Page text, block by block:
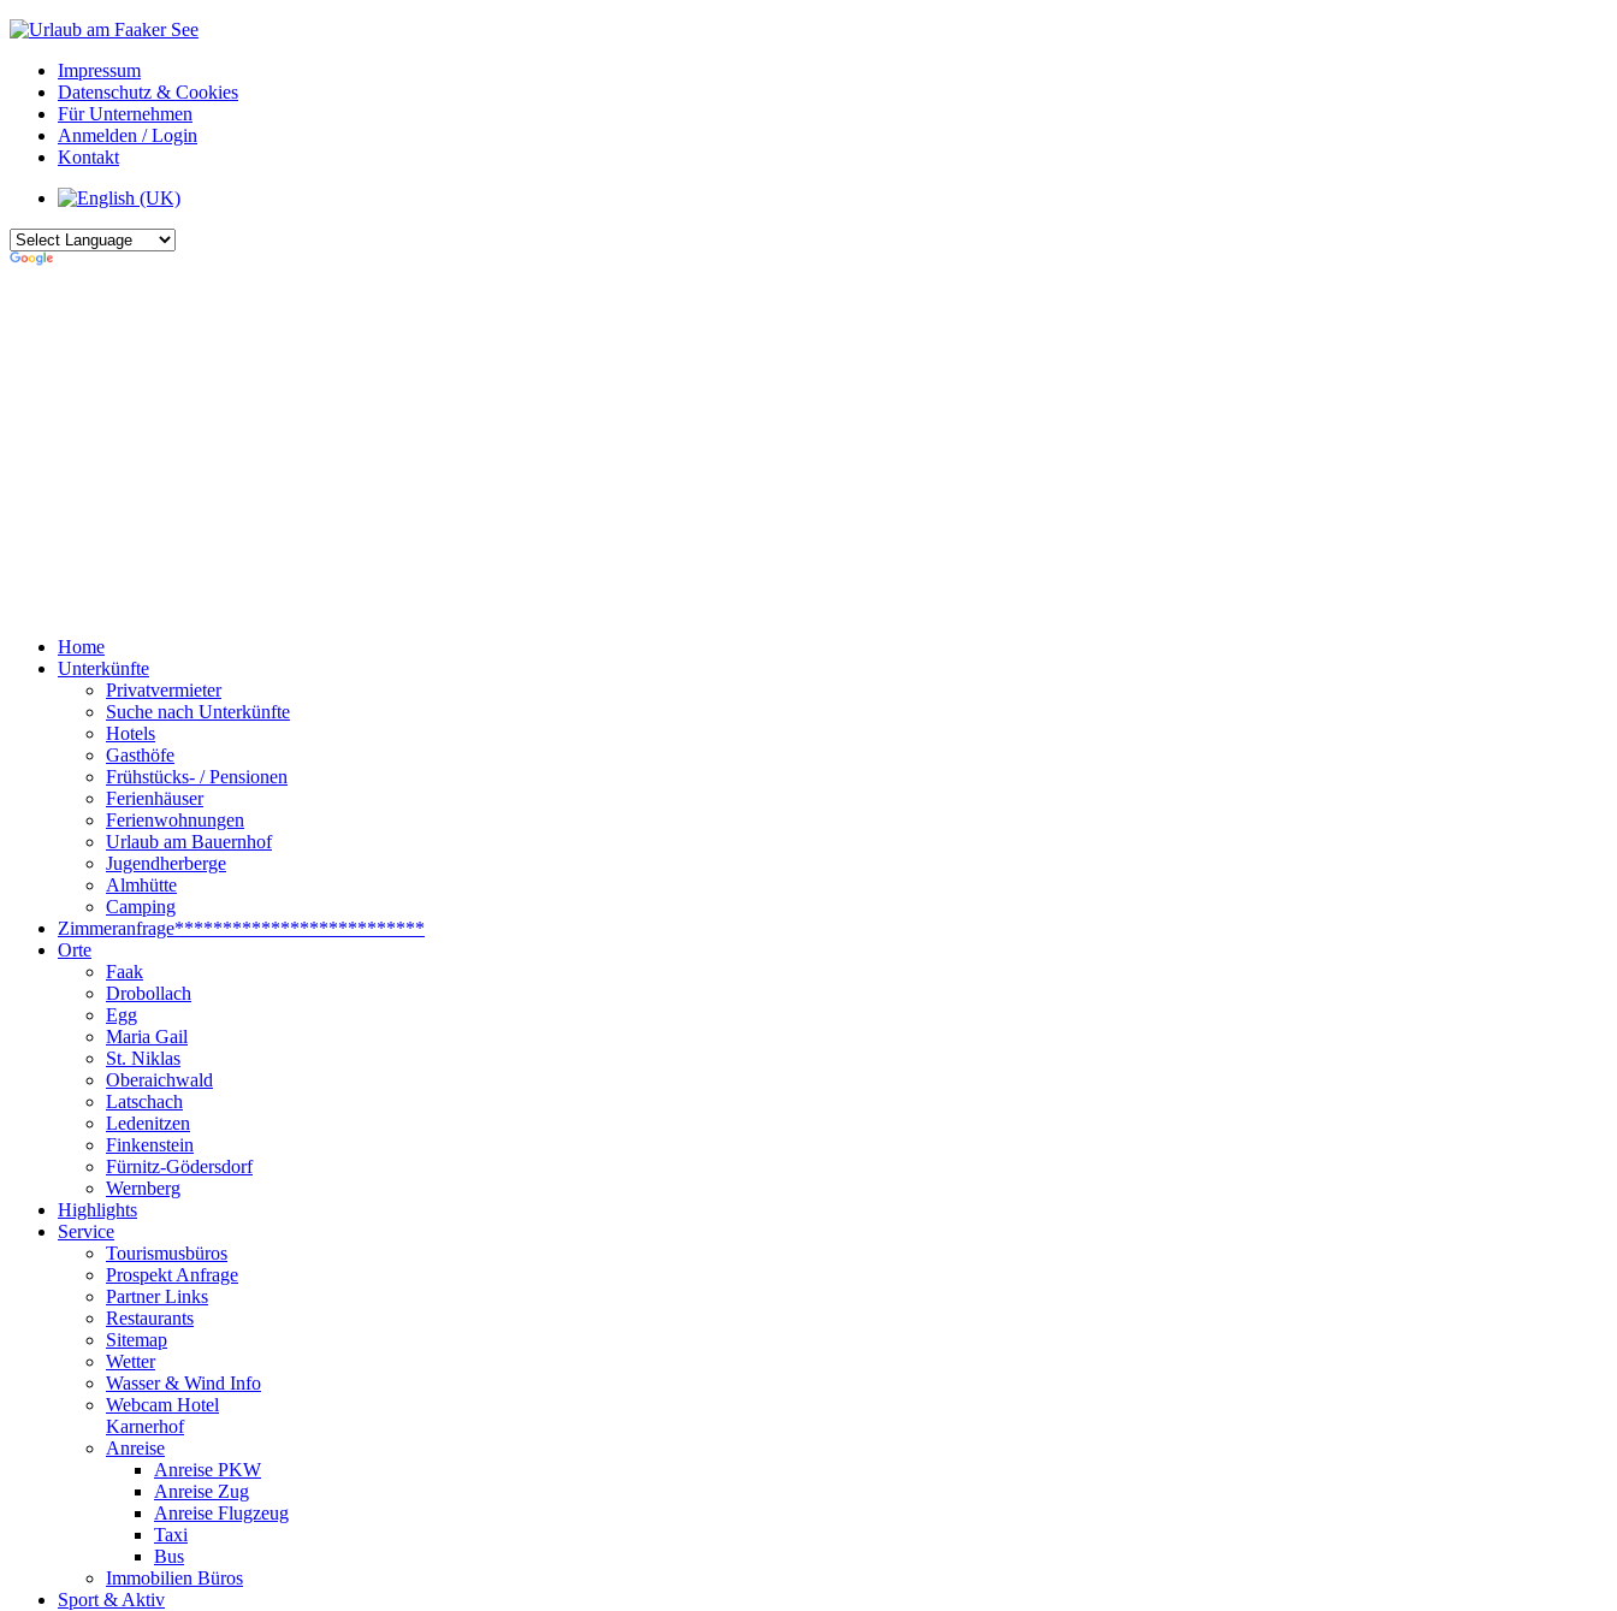
Impressum
Datenschutz & Cookies
Für Unternehmen
Anmelden / Login
Kontakt
Home
Unterkünfte
Privatvermieter
Suche nach Unterkünfte
Hotels
Gasthöfe
Frühstücks- / Pensionen
Ferienhäuser
Ferienwohnungen
Urlaub am Bauernhof
Jugendherberge
Almhütte
Camping
Zimmeranfrage**************************
Orte
Faak
Drobollach
Egg
Maria Gail
St. Niklas
Oberaichwald
Latschach
Ledenitzen
Finkenstein
Fürnitz-Gödersdorf
Wernberg
Highlights
Service
Tourismusbüros
Prospekt Anfrage
Partner Links
Restaurants
Sitemap
Wetter
Wasser & Wind Info
Webcam Hotel
Karnerhof
Anreise
Anreise PKW
Anreise Zug
Anreise Flugzeug
Taxi
Bus
Immobilien Büros
Sport & Aktiv